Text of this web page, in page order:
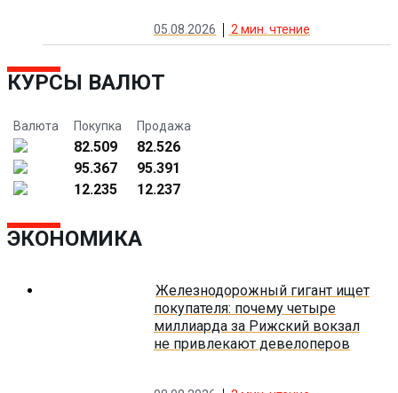
05.08.2026 2 мин. чтение
КУРСЫ ВАЛЮТ
Валюта Покупка Продажа
82.509
82.526
95.367
95.391
12.235
12.237
ЭКОНОМИКА
Железнодорожный гигант ищет
покупателя: почему четыре
миллиарда за Рижский вокзал
не привлекают девелоперов